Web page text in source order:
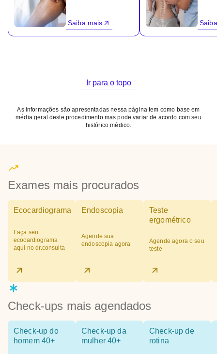
Saiba mais
Ir para o topo
As informações são apresentadas nessa página tem como base em
média geral deste procedimento mas pode variar de acordo com seu
histórico médico.
Exames mais procurados
Ecocardiograma
Faça seu
ecocardiograma
aqui no dr.consulta
Endoscopia
Agende sua
endoscopia agora
Teste
ergométrico
Agende agora o seu
teste
Check-ups mais agendados
Check-up do
homem 40+
Check-up da
mulher 40+
Check-up de
rotina